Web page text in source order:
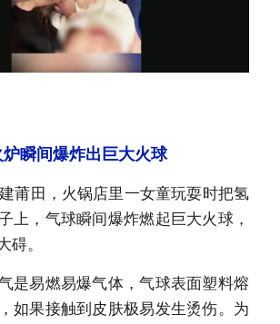
瞬间爆炸出巨大火球
莆田，火锅店里一女童玩耍时把氢
上，气球瞬间爆炸燃起巨大火球，
碍。
气是易燃易爆气体，气球表面塑料熔
如果接触到皮肤极易发生烫伤。为